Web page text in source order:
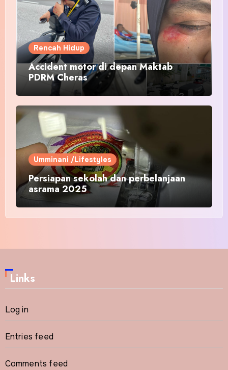
Rencah Hidup
Accident motor di depan Maktab
PDRM Cheras
Umminani /Lifestyles
Persiapan sekolah dan perbelanjaan
asrama 2025
Links
Log in
Entries feed
Comments feed